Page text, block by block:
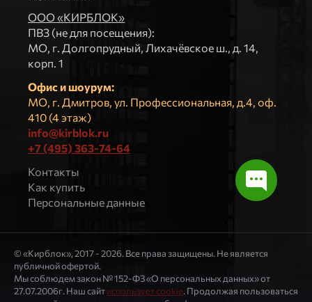
ООО «КИРБЛОК»
ПВЗ (не для посещения):
МO, г. Долгопрудный, Лихачёвское ш., д. 14,
корп. 1
Офис и шоурум:
МО, г. Дмитров, ул. Профессиональная, д.4, оф.
410 (4 этаж)
info@kirblok.ru
+7 (495) 363-74-64
Контакты
Как купить
Персональные данные
© «Кирблок», 2017 - 2026. Все права защищены. Не является
публичной офертой.
Мы соблюдем закон № 152-ФЗ «О персональных данных» от
27.07.2006г. Наш сайтиспользует cookie. Продолжая пользоваться